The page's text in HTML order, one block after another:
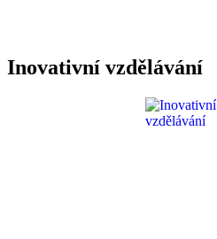
Inovativní vzdělávání